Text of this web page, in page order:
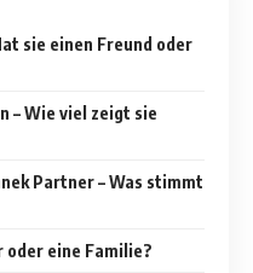
sie einen Freund oder
– Wie viel zeigt sie
Partner – Was stimmt
oder eine Familie?